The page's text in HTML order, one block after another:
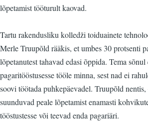
lõpetamist tööturult kaovad.
Tartu rakendusliku kolledži toiduainete
Merle Truupõld rääkis, et umbes 30 protsenti
lõpetanutest tahavad edasi õppida. Tema sõnul
pagaritööstusesse tööle minna, sest nad ei
soovi töötada puhkepäevadel. Truupõld
suunduvad peale lõpetamist enamasti
tööstustesse või teevad enda pagariäri.